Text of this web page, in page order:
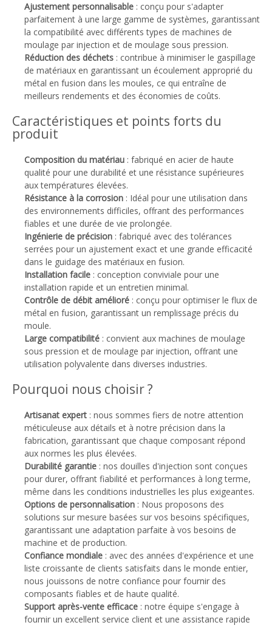
Ajustement personnalisable : conçu pour s'adapter
parfaitement à une large gamme de systèmes, garantissant
la compatibilité avec différents types de machines de
moulage par injection et de moulage sous pression.
Réduction des déchets : contribue à minimiser le gaspillage
de matériaux en garantissant un écoulement approprié du
métal en fusion dans les moules, ce qui entraîne de
meilleurs rendements et des économies de coûts.
Caractéristiques et points forts du
produit
Composition du matériau : fabriqué en acier de haute
qualité pour une durabilité et une résistance supérieures
aux températures élevées.
Résistance à la corrosion : Idéal pour une utilisation dans
des environnements difficiles, offrant des performances
fiables et une durée de vie prolongée.
Ingénierie de précision : fabriqué avec des tolérances
serrées pour un ajustement exact et une grande efficacité
dans le guidage des matériaux en fusion.
Installation facile : conception conviviale pour une
installation rapide et un entretien minimal.
Contrôle de débit amélioré : conçu pour optimiser le flux de
métal en fusion, garantissant un remplissage précis du
moule.
Large compatibilité : convient aux machines de moulage
sous pression et de moulage par injection, offrant une
utilisation polyvalente dans diverses industries.
Pourquoi nous choisir ?
Artisanat expert : nous sommes fiers de notre attention
méticuleuse aux détails et à notre précision dans la
fabrication, garantissant que chaque composant répond
aux normes les plus élevées.
Durabilité garantie : nos douilles d'injection sont conçues
pour durer, offrant fiabilité et performances à long terme,
même dans les conditions industrielles les plus exigeantes.
Options de personnalisation : Nous proposons des
solutions sur mesure basées sur vos besoins spécifiques,
garantissant une adaptation parfaite à vos besoins de
machine et de production.
Confiance mondiale : avec des années d'expérience et une
liste croissante de clients satisfaits dans le monde entier,
nous jouissons de notre confiance pour fournir des
composants fiables et de haute qualité.
Support après-vente efficace : notre équipe s'engage à
fournir un excellent service client et une assistance rapide